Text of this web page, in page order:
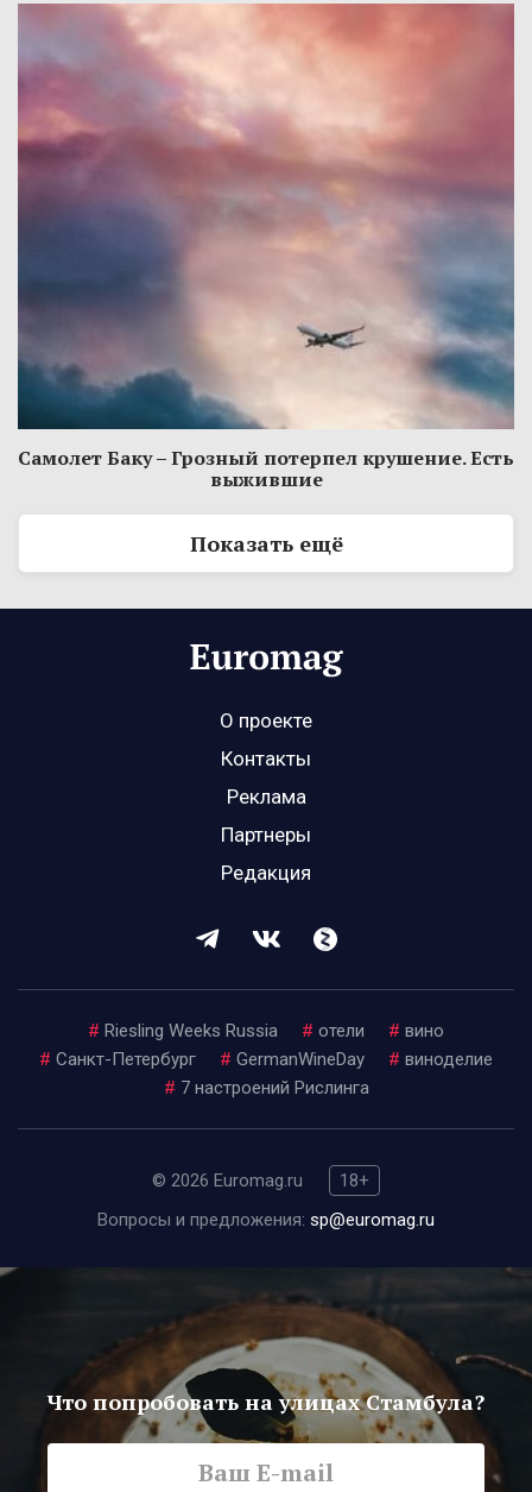
Самолет Баку – Грозный потерпел крушение. Есть
выжившие
Показать ещё
О проекте
Контакты
Реклама
Партнеры
Редакция
# Riesling Weeks Russia # отели # вино
# Санкт-Петербург # GermanWineDay # виноделие
# 7 настроений Рислинга
© 2026 Euromag.ru
18+
Вопросы и предложения: sp@euromag.ru
Что попробовать на улицах Стамбула?